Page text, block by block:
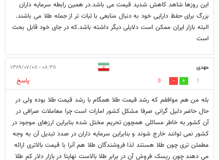
این روزها شاهد کاهش شدید قیمت می باشد.در همین رابطه سرمایه داران
بزرگ برای حفظ دارایی خود به دنبال منابعی با ثبات تر از جمله طلا می باشند.
البته بازار ایران ممکن است دلایلی دیگر داشته باشد.که در جای خود قابل بحث
است
مهدی ۰۸:۳۸ - ۱۳۸۹/۰۷/۰۸
1
0
پاسخ
بله من هم موافقم که رشد قیمت طلا همگام با رشد قیمت طلا بوده ولی در
حال حاضر دلیل گرانی صرفا مشکل کشور امارات است چرا معاملات صرافی در
آن کشور به خاطر مسائلی همچون تحریم مختل شده بنابراین ارزهای موجود در
کشور نمی توانند خارج شوند و بنابراین سرمایه داران در صدد تبدیل آن به وجه
مطمئن تری چون طلا هستند لذا فروشندگان طلا هم آنرا با قیمت بالاتری ارائه
می دهند چون ریسک فروش آن در برابر طلا بالاست نهایتا در بازار دلار کم طلا